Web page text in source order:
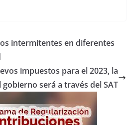
intermitentes en diferentes
impuestos para el 2023, la
será a través del SAT